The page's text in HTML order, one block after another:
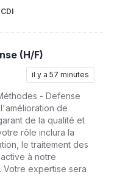
(H/F)
il y a 57 minutes
- Defense
de
de la qualité et
rôle inclura la
le traitement des
à notre
Votre expertise sera